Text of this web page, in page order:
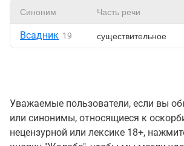
Синоним Часть речи
Всадник 19 существительное
Уважаемые пользователи, если вы
или синонимы, относящиеся к
нецензурной или лексике 18+,